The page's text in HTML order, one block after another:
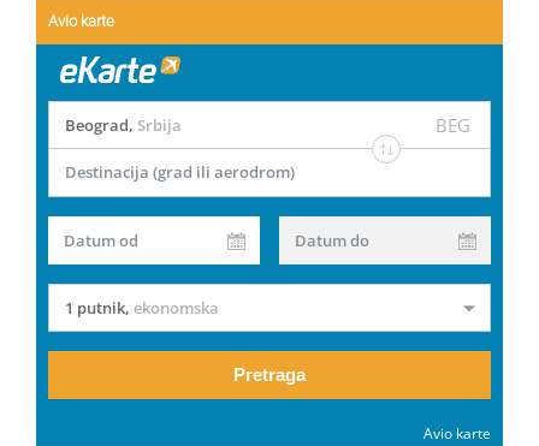
Avio karte
Beograd, Srbija BEG
Destinacija (grad ili aerodrom)
Datum od Datum do
1 putnik, ekonomska
Pretraga
Avio karte